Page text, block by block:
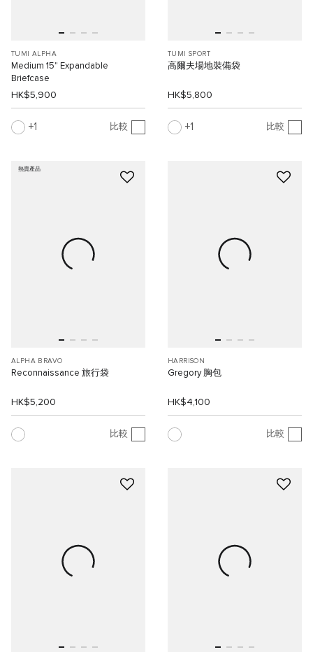
TUMI ALPHA
Medium 15" Expandable
Briefcase
HK$5,900
1 比較
TUMI SPORT
高爾夫場地裝備袋
HK$5,800
1 比較
熱賣產品
ALPHA BRAVO
Reconnaissance 旅行袋
HK$5,200
比較
HARRISON
Gregory 胸包
HK$4,100
比較